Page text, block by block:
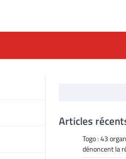
Articles
Togo : 43
dénoncent la